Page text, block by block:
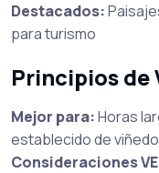
Destacados:
para turismo
Principios de
Mejor para:Horas
establecido de
Consideraciones